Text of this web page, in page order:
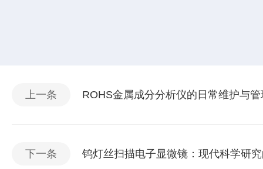
上一条 ROHS金属成分分析仪的日常维护与管
下一条 钨灯丝扫描电子显微镜：现代科学研